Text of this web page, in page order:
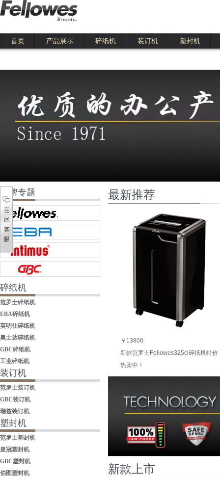
首页 产品展示 碎纸机 装订机 塑封机
品牌专题
碎纸机
范罗士碎纸机
EBA碎纸机
英明仕碎纸机
奥士达碎纸机
GBC碎纸机
工业碎纸机
装订机
范罗士装订机
GBC装订机
瑞兹装订机
塑封机
范罗士塑封机
皇冠塑封机
GBC塑封机
伯图塑封机
最新推荐
￥13800
新款范罗士Fellowes325ci碎纸机特价
热卖中！
新款上市